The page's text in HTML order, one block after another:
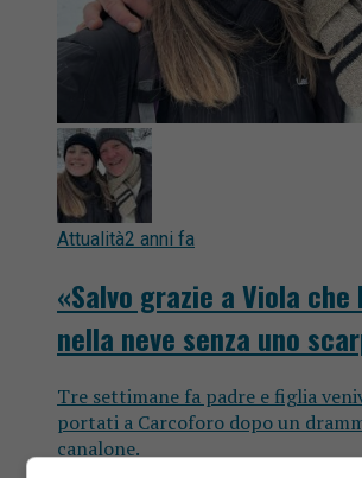
Attualità2 anni fa
«Salvo grazie a Viola che
nella neve senza uno
Tre settimane fa padre e figlia
portati a Carcoforo dopo un
canalone.